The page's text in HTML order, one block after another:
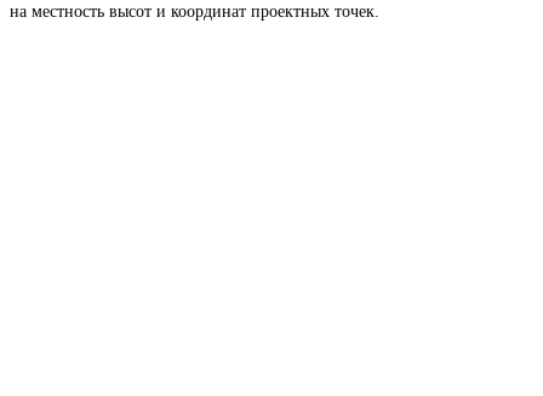
на местность высот и координат проектных точек.